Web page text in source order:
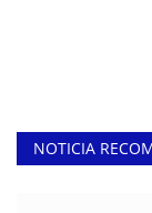
NOTICIA